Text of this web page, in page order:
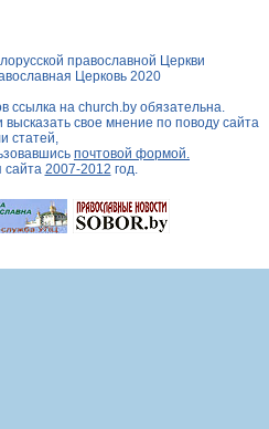
православной Церкви
Церковь 2020
ссылка на church.byобязательна.
свое мнение по поводу сайта
статей,
почтовой формой.
сайта 2007-2012 год.